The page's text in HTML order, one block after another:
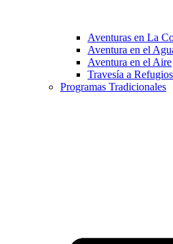
Aventuras en La
Aventura en el
Aventura en el Aire
Travesía a
Programas Tradicionales